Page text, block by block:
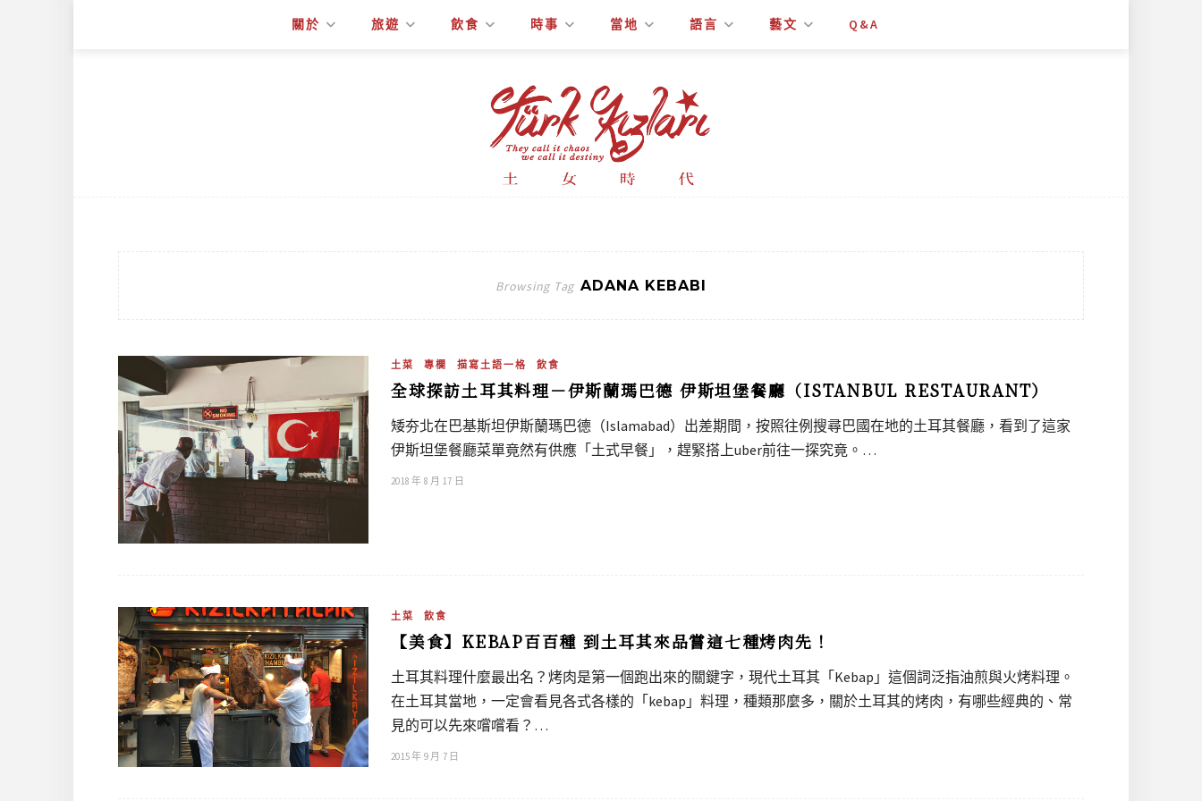
關於 旅遊 飲食 時事 當地 語言 藝文 Q&A
Browsing Tag ADANA KEBABI
土菜 專欄 描寫土語一格 飲食
全球探訪土耳其料理－伊斯蘭瑪巴德 伊斯坦堡餐廳（ISTANBUL RESTAURANT）
矮夯北在巴基斯坦伊斯蘭瑪巴德（Islamabad）出差期間，按照往例搜尋巴國在地的土耳其餐廳，看到了這家
伊斯坦堡餐廳菜單竟然有供應「土式早餐」，趕緊搭上uber前往一探究竟。…
2018 年 8 月 17 日
土菜 飲食
【美食】KEBAP百百種 到土耳其來品嘗這七種烤肉先！
土耳其料理什麼最出名？烤肉是第一個跑出來的關鍵字，現代土耳其「Kebap」這個詞泛指油煎與火烤料理。
在土耳其當地，一定會看見各式各樣的「kebap」料理，種類那麼多，關於土耳其的烤肉，有哪些經典的、常
見的可以先來嚐嚐看？…
2015 年 9 月 7 日